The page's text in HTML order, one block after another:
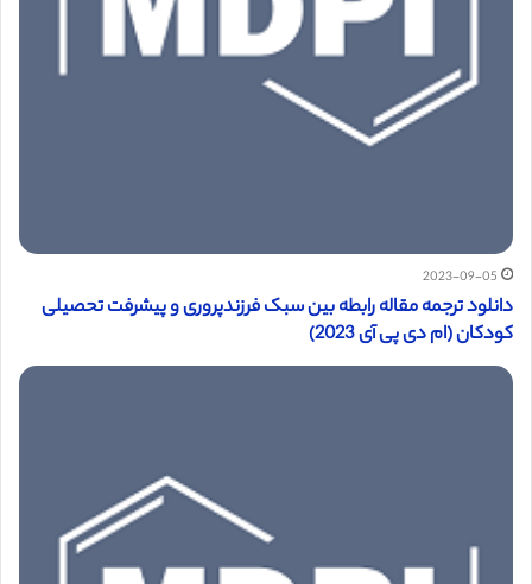
2023-09-05
دانلود ترجمه مقاله رابطه بین سبک فرزندپروری و پیشرفت تحصیلی
کودکان (ام دی پی آی 2023)